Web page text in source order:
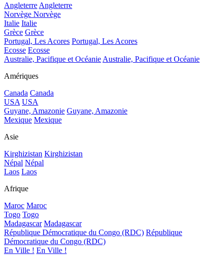
Angleterre Angleterre
Norvège Norvège
Italie Italie
Grèce Grèce
Portugal, Les Acores Portugal, Les Acores
Ecosse Ecosse
Australie, Pacifique et Océanie Australie, Pacifique et Océanie
Amériques
Canada Canada
USA USA
Guyane, Amazonie Guyane, Amazonie
Mexique Mexique
Asie
Kirghizistan Kirghizistan
Népal Népal
Laos Laos
Afrique
Maroc Maroc
Togo Togo
Madagascar Madagascar
République Démocratique du Congo (RDC) République
Démocratique du Congo (RDC)
En Ville ! En Ville !